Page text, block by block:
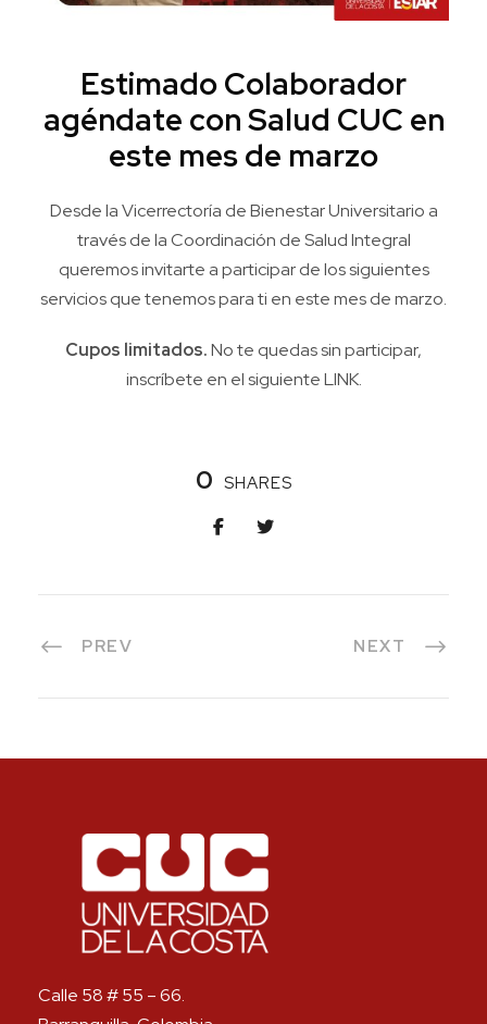
Estimado Colaborador
agéndate con Salud CUC en
este mes de marzo
Desde la Vicerrectoría de Bienestar Universitario a
través de la Coordinación de Salud Integral
queremos invitarte a participar de los siguientes
servicios que tenemos para ti en este mes de marzo.
Cupos limitados.No te quedas sin participar,
inscríbete en el siguienteLINK.
0 SHARES
PREV NEXT
Calle 58 # 55 – 66.